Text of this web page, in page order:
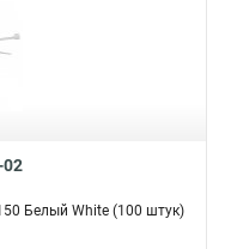
02
Белый White (100 штук)